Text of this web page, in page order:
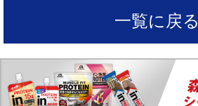
一覧に戻る